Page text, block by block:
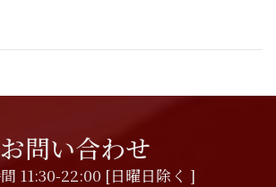
お問い合わせ
11:30-22:00 [日曜日除く ]